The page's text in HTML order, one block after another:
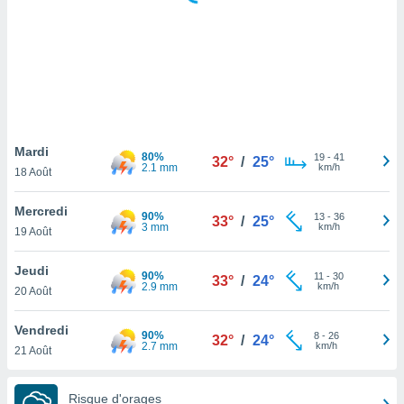
notre
que
et que
Mardi
18 Août
80%
2.1 mm
32° / 25° 19- 41
km/h
Mercredi
19 Août
90%
3 mm
33° / 25° 13- 36
km/h
Jeudi
20 Août
90%
2.9 mm
33° / 24° 11 - 30
km/h
Vendredi
21 Août
90%
2.7 mm
32° / 24° 8- 26
km/h
Risque d'orages